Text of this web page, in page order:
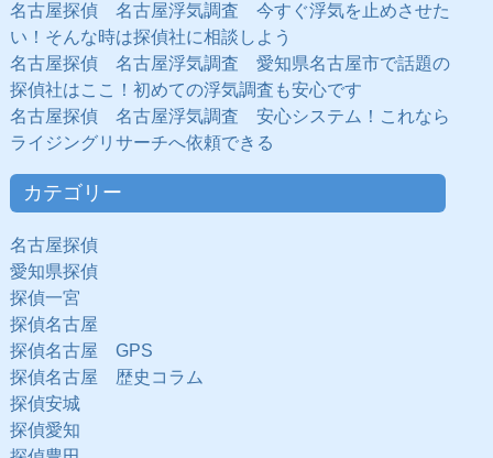
名古屋探偵 名古屋浮気調査 今すぐ浮気を止めさせた
い！そんな時は探偵社に相談しよう
名古屋探偵 名古屋浮気調査 愛知県名古屋市で話題の
探偵社はここ！初めての浮気調査も安心です
名古屋探偵 名古屋浮気調査 安心システム！これなら
ライジングリサーチへ依頼できる
カテゴリー
名古屋探偵
愛知県探偵
探偵一宮
探偵名古屋
探偵名古屋 GPS
探偵名古屋 歴史コラム
探偵安城
探偵愛知